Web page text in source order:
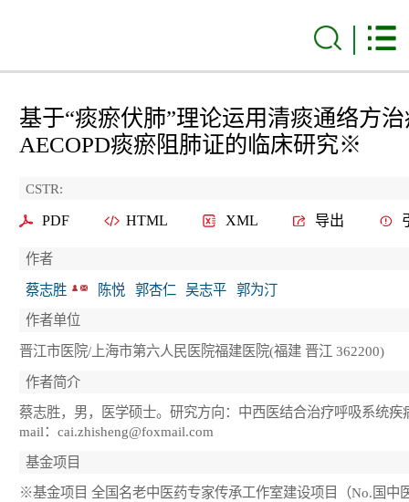
基于“痰瘀伏肺”理论运用清痰通络方
AECOPD痰瘀阻肺证的临床研究※
CSTR:
PDF HTML XML 导出
作者
蔡志胜
陈悦 郭杏仁 吴志平
郭为汀
作者单位
晋江市医院/上海市第六人民医院福建医院(福建 晋江 362200)
作者简介
蔡志胜，男，医学硕士。研究方向：中西医结合治疗呼吸系统疾
mail： cai.zhisheng@foxmail.com
基金项目
※基金项目 全国名老中医药专家传承工作室建设项目（No.国中